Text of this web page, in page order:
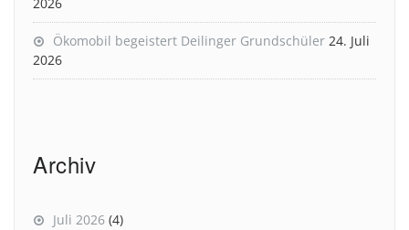
Ökomobil begeistert Deilinger Grundschüler 24. Juli
2026
Archiv
Juli 2026 (4)